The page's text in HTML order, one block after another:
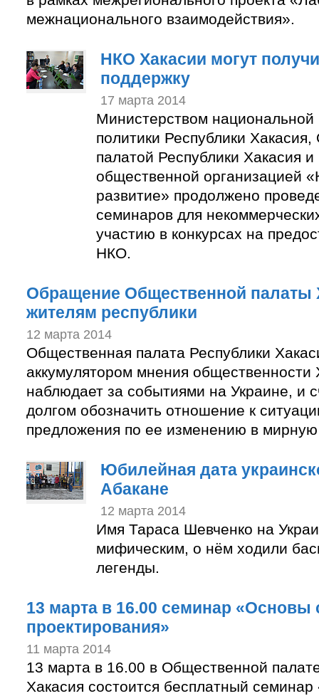
межнационального взаимодействия».
НКО Хакасии могут
поддержку
17 марта 2014
Министерством национальной
политики Республики
палатой Республики Хакасия
общественной организацией
развитие» продолжено
семинаров для
участию в конкурсах на
НКО.
Обращение Общественной палаты
жителям республики
12 марта 2014
Общественная палата Республики
аккумулятором мнения общественности
наблюдает за событиями на Украине, и
долгом обозначить отношение к
предложения по ее изменению в мирную
Юбилейная дата
Абакане
12 марта 2014
Имя Тараса Шевченко на
мифическим, о нём ходили
легенды.
13 марта в 16.00 семинар «Основы
проектирования»
11 марта 2014
13 марта в 16.00 в Общественной
Хакасия состоится бесплатный